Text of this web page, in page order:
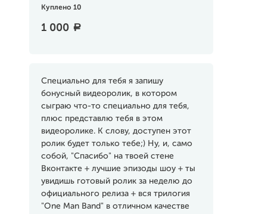
Куплено 10
1 000 a
Специально для тебя я запишу
бонусный видеоролик, в котором
сыграю что-то специально для тебя,
плюс представлю тебя в этом
видеоролике. К слову, доступен этот
ролик будет только тебе;) Ну, и, само
собой, "Спасибо" на твоей стене
Вконтакте + лучшие эпизоды шоу + ты
увидишь готовый ролик за неделю до
официального релиза + вся трилогия
"One Man Band" в отличном качестве